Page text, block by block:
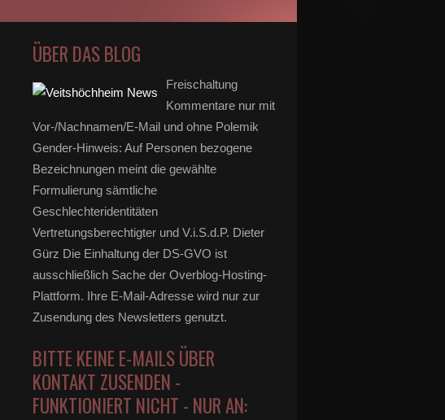
ÜBER DAS BLOG
Freischaltung
Kommentare nur mit
Vor-/Nachnamen/E-Mail und ohne Polemik
Gender-Hinweis: Auf Personen bezogene
Bezeichnungen meint die gewählte
Formulierung sämtliche
Geschlechteridentitäten
Vertretungsberechtigter und V.i.S.d.P. Dieter
Gürz Die Einhaltung der DS-GVO ist
ausschließlich Sache der Overblog-Hosting-
Plattform. Ihre E-Mail-Adresse wird nur zur
Zusendung des Newsletters genutzt.
BITTE KEINE E-MAILS ÜBER
KONTAKT ZUSENDEN -
FUNKTIONIERT NICHT - NUR AN: